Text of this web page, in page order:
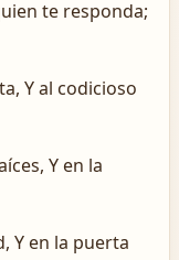
te responda;
Y al codicioso
Y en la
Y en la puerta